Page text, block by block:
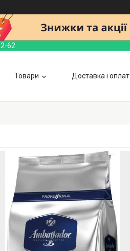
62
Товари Доставка і